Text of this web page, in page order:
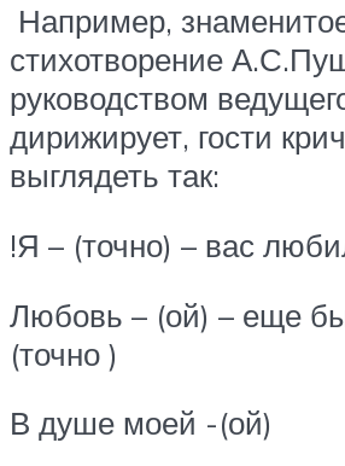
Например,
стихотворение
руководством
дирижирует, гости
выглядеть так:
!Я – (точно) – вас
Любовь – (ой) – еще
(точно )
В душе моей -(ой)